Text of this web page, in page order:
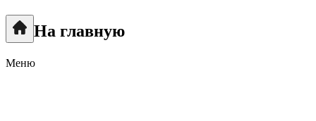
На главную
Меню